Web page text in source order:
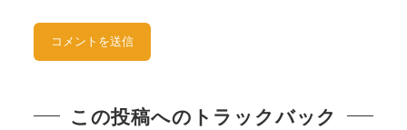
この投稿へのトラックバック